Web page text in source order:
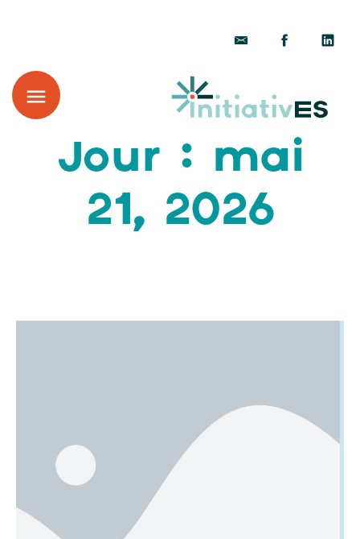
Jour : mai
21, 2026